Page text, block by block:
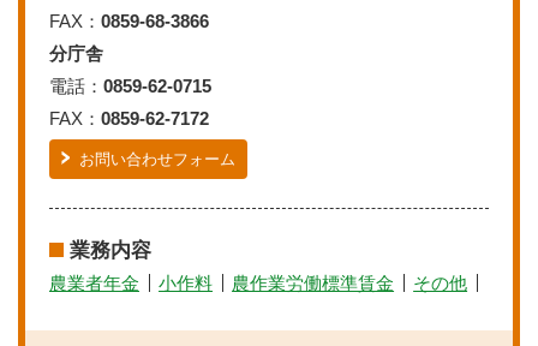
FAX： 0859-68-3866
分庁舎
電話： 0859-62-0715
FAX： 0859-62-7172
お問い合わせフォーム
業務内容
農業者年金 小作料 農作業労働標準賃金 その他